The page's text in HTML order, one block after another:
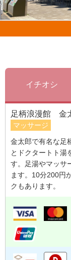
イチオシ
足柄浪漫館 金
マッサージ
金太郎で有名な足
とドクタートト湯
す。足湯やマッサ
ます。10分200円
クもあります。